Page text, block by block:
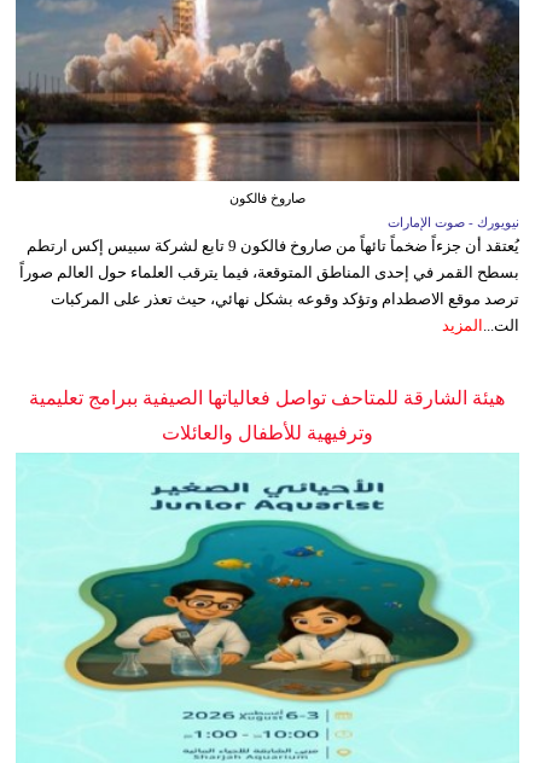
صاروخ فالكون
نيويورك - صوت الإمارات
يُعتقد أن جزءاً ضخماً تائهاً من صاروخ فالكون 9 تابع لشركة سبيس إكس ارتطم
بسطح القمر في إحدى المناطق المتوقعة، فيما يترقب العلماء حول العالم صوراً
ترصد موقع الاصطدام وتؤكد وقوعه بشكل نهائي، حيث تعذر على المركبات
الت...
المزيد
هيئة الشارقة للمتاحف تواصل فعالياتها الصيفية ببرامج تعليمية
وترفيهية للأطفال والعائلات